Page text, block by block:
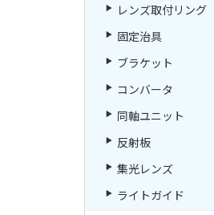
レンズ取付リング
固定治具
ブラケット
コンバータ
同軸ユニット
反射板
集光レンズ
ライトガイド